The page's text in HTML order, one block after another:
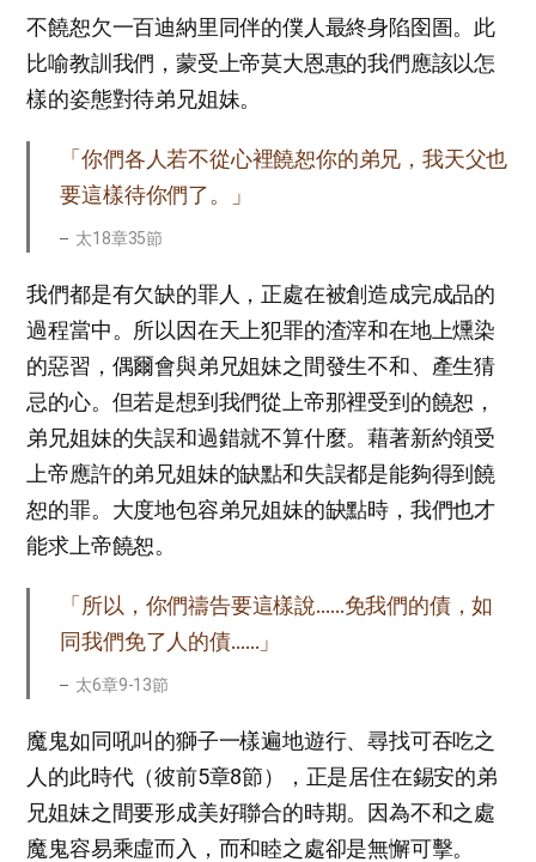
不饒恕欠一百迪納里同伴的僕人最終身陷囹圄。此
比喻教訓我們，蒙受上帝莫大恩惠的我們應該以怎
樣的姿態對待弟兄姐妹。
「你們各人若不從心裡饒恕你的弟兄，我天父也
要這樣待你們了。」
太18章35節
我們都是有欠缺的罪人，正處在被創造成完成品的
過程當中。所以因在天上犯罪的渣滓和在地上燻染
的惡習，偶爾會與弟兄姐妹之間發生不和、產生猜
忌的心。但若是想到我們從上帝那裡受到的饒恕，
弟兄姐妹的失誤和過錯就不算什麼。藉著新約領受
上帝應許的弟兄姐妹的缺點和失誤都是能夠得到饒
恕的罪。大度地包容弟兄姐妹的缺點時，我們也才
能求上帝饒恕。
「所以，你們禱告要這樣說……免我們的債，如
同我們免了人的債……」
太6章9-13節
魔鬼如同吼叫的獅子一樣遍地遊行、尋找可吞吃之
人的此時代（彼前5章8節），正是居住在錫安的弟
兄姐妹之間要形成美好聯合的時期。因為不和之處
魔鬼容易乘虛而入，而和睦之處卻是無懈可擊。